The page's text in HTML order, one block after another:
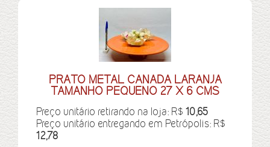
PRATO METAL CANADA LARANJA
TAMANHO PEQUENO 27 X 6 CMS
Preço unitário retirando na loja: R$ 10,65
Preço unitário entregando em Petrópolis: R$
12,78